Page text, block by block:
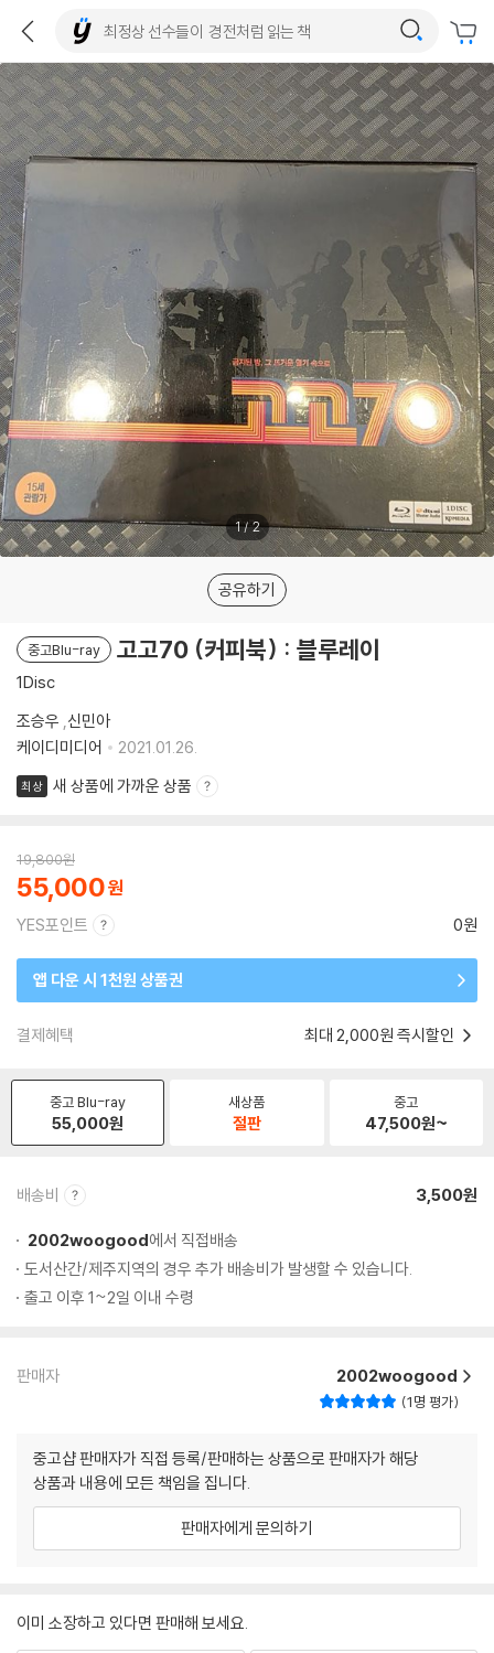
1/2
공유하기
중고Blu-ray 고고70 (커피북) : 블루레이
1Disc
조승우 ,신민아
케이디미디어
2021.01.26.
최상 새 상품에 가까운 상품
19,800원
55,000
YES포인트 0원
앱 다운 시 1천원 상품권
결제혜택 최대 2,000원 즉시할인
중고 Blu-ray
55,000원
새상품
절판
중고
47,500원~
배송비 3,500원
2002woogood에서 직접배송
도서산간/제주지역의 경우 추가 배송비가 발생할 수 있습니다.
출고 이후 1~2일 이내 수령
판매자 2002woogood
1명 평가
중고샵 판매자가 직접 등록/판매하는 상품으로 판매자가 해당
상품과 내용에 모든 책임을 집니다.
판매자에게 문의하기
이미 소장하고 있다면 판매해 보세요.